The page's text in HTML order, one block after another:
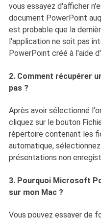
vous essayez d'afficher
document PowerPoint
est probable que la
l'application ne soit pas
PowerPoint créé à l'aide
2. Comment récupérer
pas ?
Après avoir sélectionné
cliquez sur le bouton
répertoire contenant les
automatique,
présentations non
3. Pourquoi Microsoft
sur mon Mac ?
Vous pouvez essayer de